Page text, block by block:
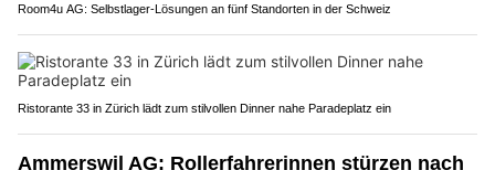
Room4u AG: Selbstlager-Lösungen an fünf Standorten in der Schweiz
Ristorante 33 in Zürich lädt zum stilvollen Dinner nahe Paradeplatz ein
Ammerswil AG: Rollerfahrerinnen stürzen nach